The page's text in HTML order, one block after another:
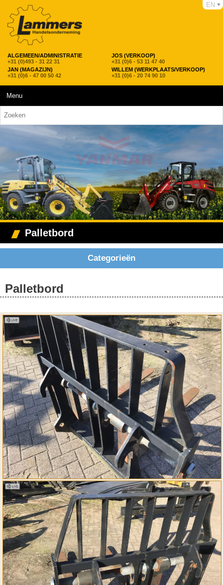
ALGEMEEN/ADMINISTRATIE
+31 (0)493 - 31 22 31
JOS (VERKOOP)
+31 (0)6 - 53 11 47 40
JAN (MAGAZIJN)
+31 (0)6 - 47 00 50 42
WILLEM (WERKPLAATS/VERKOOP)
+31 (0)6 - 20 74 90 10
EN
Menu
Palletbord
Categorieën
Palletbord